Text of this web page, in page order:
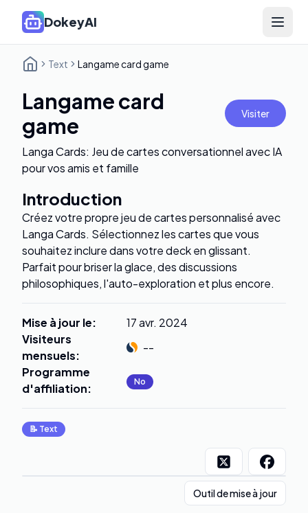
DokeyAI Open
Text Langame card game
Langame card
game
Visiter
Langa Cards: Jeu de cartes conversationnel avec IA
pour vos amis et famille
Introduction
Créez votre propre jeu de cartes personnalisé avec
Langa Cards. Sélectionnez les cartes que vous
souhaitez inclure dans votre deck en glissant.
Parfait pour briser la glace, des discussions
philosophiques, l'auto-exploration et plus encore.
Mise à jour le:
17 avr. 2024
Visiteurs
mensuels:
--
Programme
d'affiliation: No
📝 Text
Outil de mise à jour